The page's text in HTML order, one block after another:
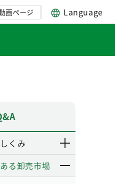
画ページ Language
くみ
る卸売市場